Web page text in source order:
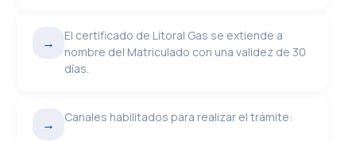
→
El certificado de Litoral Gas se extiende a
nombre del Matriculado con una validez de 30
días.
→ Canales habilitados para realizar el trámite: